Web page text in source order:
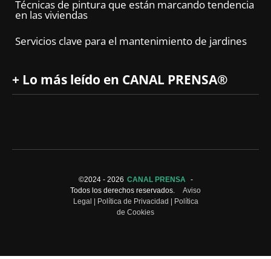
Técnicas de pintura que están marcando tendencia
en las viviendas
Servicios clave para el mantenimiento de jardines
+ Lo más leído en CANAL PRENSA®
©2024 - 2026 CANAL PRENSA
-
Todos los derechos reservados.
Aviso
Legal
Política de Privacidad
Política
de Cookies